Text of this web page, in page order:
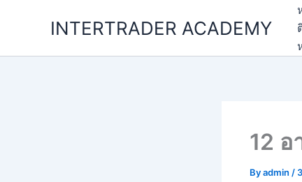
INTERTRADER ACADEMY
12
Byadmin /